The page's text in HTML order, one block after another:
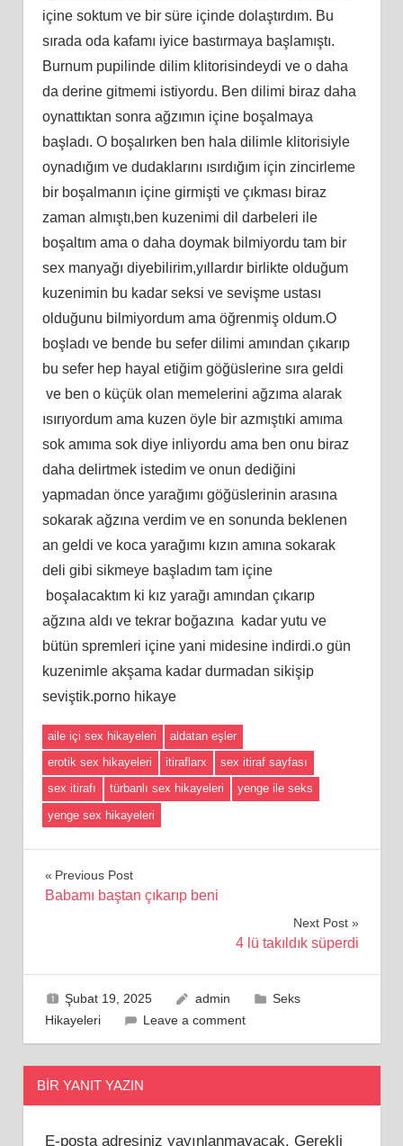
içine soktum ve bir süre içinde dolaştırdım. Bu
sırada oda kafamı iyice bastırmaya başlamıştı.
Burnum pupilinde dilim klitorisindeydi ve o daha
da derine gitmemi istiyordu. Ben dilimi biraz daha
oynattıktan sonra ağzımın içine boşalmaya
başladı. O boşalırken ben hala dilimle klitorisiyle
oynadığım ve dudaklarını ısırdığım için zincirleme
bir boşalmanın içine girmişti ve çıkması biraz
zaman almıştı,ben kuzenimi dil darbeleri ile
boşaltım ama o daha doymak bilmiyordu tam bir
sex manyağı diyebilirim,yıllardır birlikte olduğum
kuzenimin bu kadar seksi ve sevişme ustası
olduğunu bilmiyordum ama öğrenmiş oldum.O
boşladı ve bende bu sefer dilimi amından çıkarıp
bu sefer hep hayal etiğim göğüslerine sıra geldi
ve ben o küçük olan memelerini ağzıma alarak
ısırıyordum ama kuzen öyle bir azmıştıki amıma
sok amıma sok diye inliyordu ama ben onu biraz
daha delirtmek istedim ve onun dediğini
yapmadan önce yarağımı göğüslerinin arasına
sokarak ağzına verdim ve en sonunda beklenen
an geldi ve koca yarağımı kızın amına sokarak
deli gibi sikmeye başladım tam içine
boşalacaktım ki kız yarağı amından çıkarıp
ağzına aldı ve tekrar boğazına kadar yutu ve
bütün spremleri içine yani midesine indirdi.o gün
kuzenimle akşama kadar durmadan sikişip
seviştik.porno hikaye
aile içi sex hikayeleri
aldatan eşler
erotik sex hikayeleri
itiraflarx
sex itiraf sayfası
sex itirafı
türbanlı sex hikayeleri
yenge ile seks
yenge sex hikayeleri
Yazı
Previous Post
Babamı baştan çıkarıp beni
Next Post
4 lü takıldık süperdi
Şubat 19, 2025 admin
Seks
Hikayeleri
Leave a comment
BIR YANIT YAZIN
E-posta adresiniz yayınlanmayacak. Gerekli